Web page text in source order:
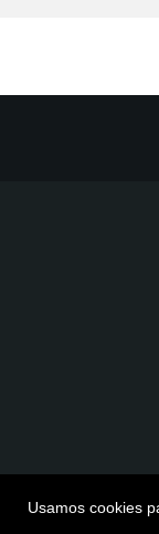
Usamos cookies